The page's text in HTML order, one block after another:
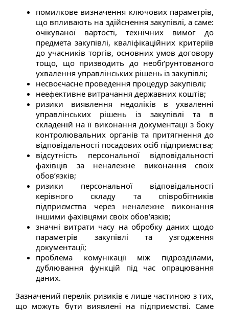
помилкове визначення ключових параметрів,
що впливають на здійснення закупівлі, а саме:
очікуваної вартості, технічних вимог до
предмета закупівлі, кваліфікаційних критеріїв
до учасників торгів, основних умов договору
тощо, що призводить до необґрунтованого
ухвалення управлінських рішень із закупівлі;
несвоєчасне проведення процедур закупівлі;
неефективне витрачання державних коштів;
ризики виявлення недоліків в ухваленні
управлінських рішень із закупівлі та в
складеній на її виконання документації з боку
контролювальних органів та притягнення до
відповідальності посадових осіб підприємства;
відсутність персональної відповідальності
фахівців за неналежне виконання своїх
обов’язків;
ризики персональної відповідальності
керівного складу та співробітників
підприємства через неналежне виконання
іншими фахівцями своїх обов’язків;
значні витрати часу на обробку даних щодо
параметрів закупівлі та узгодження
документації;
проблема комунікації між підрозділами,
дублювання функцій під час опрацювання
даних.
Зазначений перелік ризиків є лише частиною з тих,
що можуть бути виявлені на підприємстві. Саме